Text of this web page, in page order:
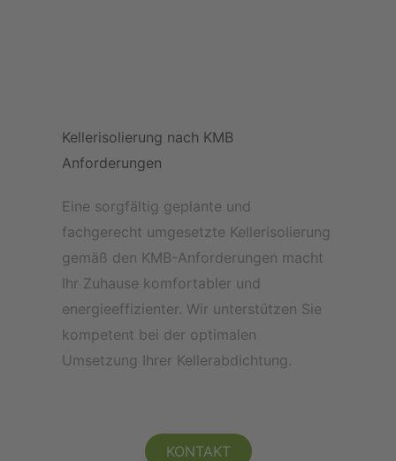
Kellerisolierung nach KMB
Anforderungen
Eine sorgfältig geplante und
fachgerecht umgesetzte Kellerisolierung
gemäß den KMB-Anforderungen macht
Ihr Zuhause komfortabler und
energieeffizienter. Wir unterstützen Sie
kompetent bei der optimalen
Umsetzung Ihrer Kellerabdichtung.
KONTAKT